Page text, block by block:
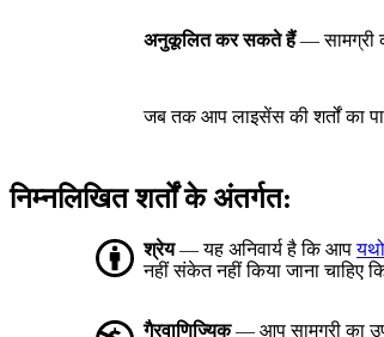
अनुकूलित कर सकते हैं— सामग्री
जब तक आप लाइसेंस की शर्तों का
निम्नलिखित शर्तों के अंतर्गत:
श्रेय— यह अनिवार्य है कि आप
नहीं संकेत नहीं किया जाना चाहिए
गैरवाणिज्यिक— आप सामग्री का